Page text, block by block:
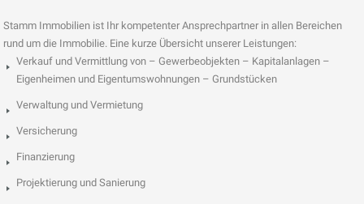
Stamm Immobilien ist Ihr kompetenter Ansprechpartner in allen Bereichen
rund um die Immobilie. Eine kurze Übersicht unserer Leistungen:
Verkauf und Vermittlung von – Gewerbeobjekten – Kapitalanlagen –
Eigenheimen und Eigentumswohnungen – Grundstücken
Verwaltung und Vermietung
Versicherung
Finanzierung
Projektierung und Sanierung